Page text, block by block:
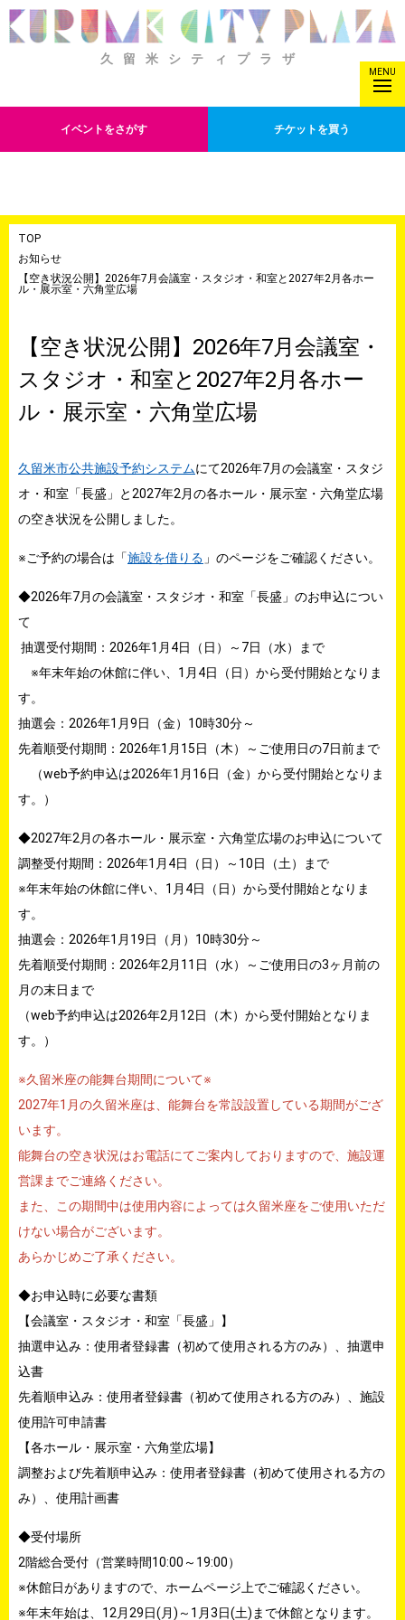
久留米シティプラザ
MENU
イベントをさがす チケットを買う
TOP
お知らせ
【空き状況公開】2026年7月会議室・スタジオ・和室と2027年2月各ホー
ル・展示室・六角堂広場
【空き状況公開】2026年7月会議室・
スタジオ・和室と2027年2月各ホー
ル・展示室・六角堂広場
久留米市公共施設予約システムにて2026年7月の会議室・スタジ
オ・和室「長盛」と2027年2月の各ホール・展示室・六角堂広場
の空き状況を公開しました。
※ご予約の場合は「施設を借りる 」のページをご確認ください。
◆2026年7月の会議室・スタジオ・和室「長盛」のお申込につい
て
抽選受付期間：2026年1月4日（日）～7日（水）まで
※年末年始の休館に伴い、1月4日（日）から受付開始となりま
す。
抽選会：2026年1月9日（金）10時30分～
先着順受付期間：2026年1月15日（木）～ご使用日の7日前まで
（web予約申込は2026年1月16日（金）から受付開始となりま
す。）
◆2027年2月の各ホール・展示室・六角堂広場のお申込について
調整受付期間：2026年1月4日（日）～10日（土）まで
※年末年始の休館に伴い、1月4日（日）から受付開始となりま
す。
抽選会：2026年1月19日（月）10時30分～
先着順受付期間：2026年2月11日（水）～ご使用日の3ヶ月前の
月の末日まで
（web予約申込は2026年2月12日（木）から受付開始となりま
す。）
※久留米座の能舞台期間について※
2027年1月の久留米座は、能舞台を常設設置している期間がござ
います。
能舞台の空き状況はお電話にてご案内しておりますので、施設運
営課までご連絡ください。
また、この期間中は使用内容によっては久留米座をご使用いただ
けない場合がございます。
あらかじめご了承ください。
◆お申込時に必要な書類
【会議室・スタジオ・和室「長盛」】
抽選申込み：使用者登録書（初めて使用される方のみ）、抽選申
込書
先着順申込み：使用者登録書（初めて使用される方のみ）、施設
使用許可申請書
【各ホール・展示室・六角堂広場】
調整および先着順申込み：使用者登録書（初めて使用される方の
み）、使用計画書
◆受付場所
2階総合受付（営業時間10:00～19:00）
※休館日がありますので、ホームページ上でご確認ください。
※年末年始は、12月29日(月)～1月3日(土)まで休館となります。